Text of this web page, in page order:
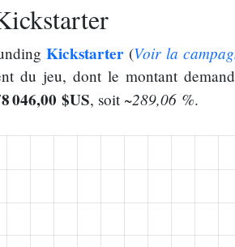
Kickstarter (Voir la
du jeu, dont le montant
046,00 $US, soit ~289,06 %.